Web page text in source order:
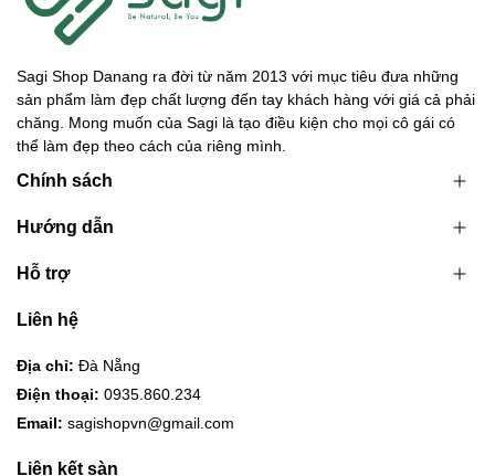
Sagi Shop Danang ra đời từ năm 2013 với mục tiêu đưa những
sản phẩm làm đẹp chất lượng đến tay khách hàng với giá cả phải
chăng. Mong muốn của Sagi là tạo điều kiện cho mọi cô gái có
thể làm đẹp theo cách của riêng mình.
Chính sách
Hướng dẫn
Hỗ trợ
Liên hệ
Địa chỉ: Đà Nẵng
Điện thoại: 0935.860.234
Email: sagishopvn@gmail.com
Liên kết sàn